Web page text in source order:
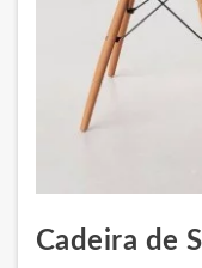
Cadeira de